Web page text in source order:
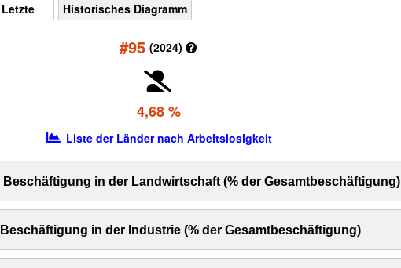
Letzte Historisches Diagramm
#95 (2024)
4,68 %
Liste der Länder nach Arbeitslosigkeit
Beschäftigung in der Landwirtschaft (% der Gesamtbeschäftigung)
Beschäftigung in der Industrie (% der Gesamtbeschäftigung)